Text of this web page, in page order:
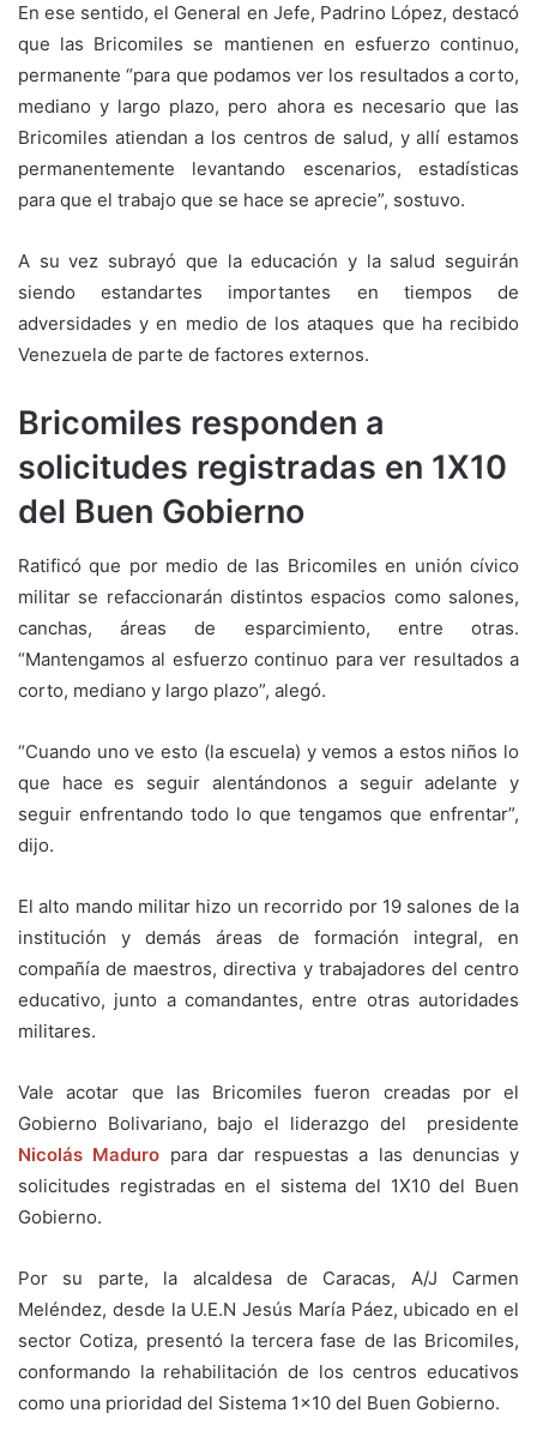
En ese sentido, el General en Jefe, Padrino López, destacó
que las Bricomiles se mantienen en esfuerzo continuo,
permanente “para que podamos ver los resultados a corto,
mediano y largo plazo, pero ahora es necesario que las
Bricomiles atiendan a los centros de salud, y allí estamos
permanentemente levantando escenarios, estadísticas
para que el trabajo que se hace se aprecie”, sostuvo.
A su vez subrayó que la educación y la salud seguirán
siendo estandartes importantes en tiempos de
adversidades y en medio de los ataques que ha recibido
Venezuela de parte de factores externos.
Bricomiles responden a
solicitudes registradas en 1X10
del Buen Gobierno
Ratificó que por medio de las Bricomiles en unión cívico
militar se refaccionarán distintos espacios como salones,
canchas, áreas de esparcimiento, entre otras.
“Mantengamos al esfuerzo continuo para ver resultados a
corto, mediano y largo plazo”, alegó.
“Cuando uno ve esto (la escuela) y vemos a estos niños lo
que hace es seguir alentándonos a seguir adelante y
seguir enfrentando todo lo que tengamos que enfrentar”,
dijo.
El alto mando militar hizo un recorrido por 19 salones de la
institución y demás áreas de formación integral, en
compañía de maestros, directiva y trabajadores del centro
educativo, junto a comandantes, entre otras autoridades
militares.
Vale acotar que las Bricomiles fueron creadas por el
Gobierno Bolivariano, bajo el liderazgo del presidente
Nicolás Maduro para dar respuestas a las denuncias y
solicitudes registradas en el sistema del 1X10 del Buen
Gobierno.
Por su parte, la alcaldesa de Caracas, A/J Carmen
Meléndez, desde la U.E.N Jesús María Páez, ubicado en el
sector Cotiza, presentó la tercera fase de las Bricomiles,
conformando la rehabilitación de los centros educativos
como una prioridad del Sistema 1×10 del Buen Gobierno.